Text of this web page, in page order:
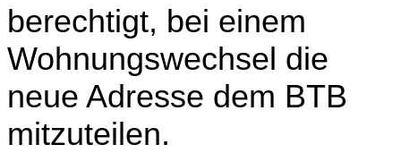
berechtigt, bei einem
Wohnungswechsel die
neue Adresse dem BTB
mitzuteilen.